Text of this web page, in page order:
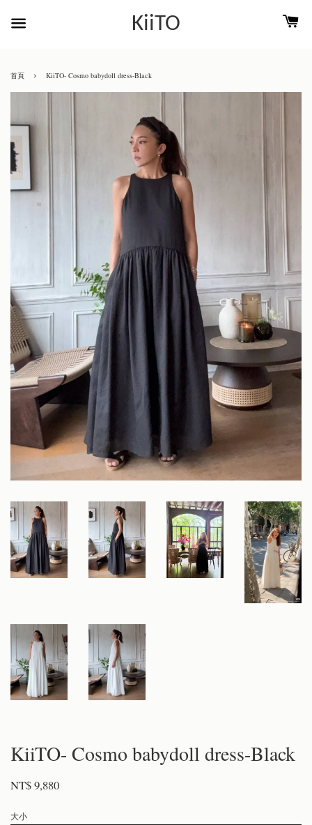
KiiTO
首頁 › KiiTO- Cosmo babydoll dress-Black
KiiTO- Cosmo babydoll dress-Black
NT$ 9,880
大小